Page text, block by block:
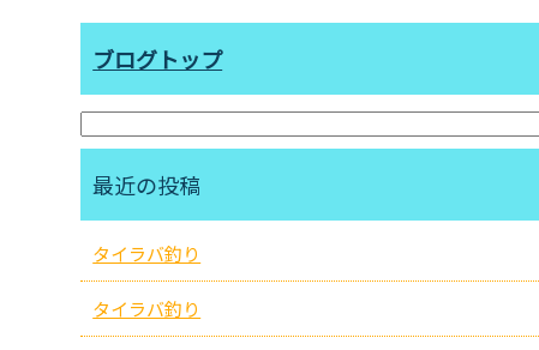
ブログトップ
最近の投稿
タイラバ釣り
タイラバ釣り